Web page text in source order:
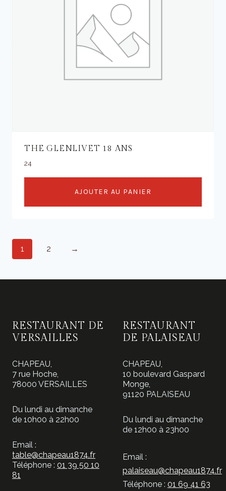
THE GLENLIVET 18 ANS
24
AJOUTER AU PANIER
1 2 →
RESTAURANT DE
VERSAILLES
CHAPEAU,
7 rue Hoche,
78000 VERSAILLES
Du lundi au dimanche
de 10h00 à 22h00
Email :
table@chapeau1874.fr
Téléphone : 01 39 50 10
81
RESTAURANT
DE PALAISEAU
CHAPEAU,
10 boulevard Gaspard
Monge,
91120 PALAISEAU
Du lundi au dimanche
de 12h00 à 23h00
Email :
palaiseau@chapeau1874.fr
Téléphone : 01 69 41 63